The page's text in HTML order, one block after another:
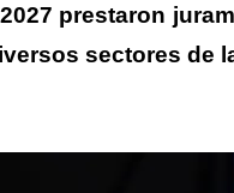
prestaron
sectores de